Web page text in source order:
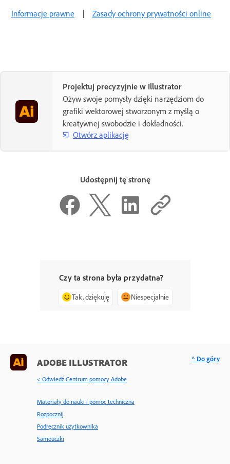
Informacje prawne | Zasady ochrony prywatności online
Projektuj precyzyjnie w Illustrator
Ożyw swoje pomysły dzięki narzędziom do
grafiki wektorowej stworzonym z myślą o
kreatywnej swobodzie i dokładności.
Otwórz aplikację
Udostępnij tę stronę
Czy ta strona była przydatna?
Tak, dziękuję Niespecjalnie
ADOBE ILLUSTRATOR
< Odwiedź Centrum pomocy Adobe
Materiały do nauki i pomoc techniczna
Rozpocznij
Podręcznik użytkownika
Samouczki
^ Do góry